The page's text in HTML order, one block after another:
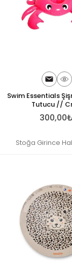
Swim Essentials
Tutucu //
Stoğa Girince